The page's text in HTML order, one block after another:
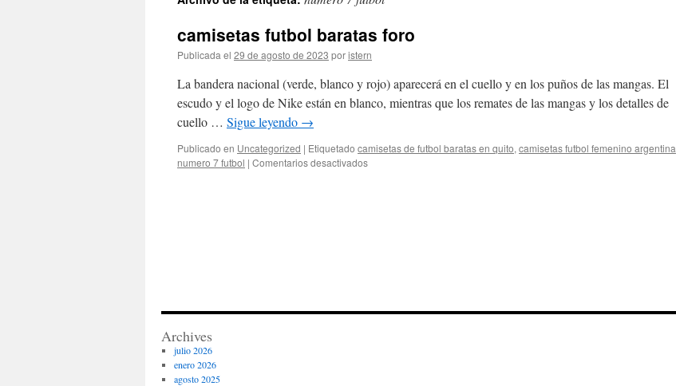
contenido
camisetas futbol baratas foro
Publicada el 29 de agosto de 2023 poristern
La bandera nacional (verde, blanco y rojo) aparecerá en el cuello y en los puños de las mangas. El
escudo y el logo de Nike están en blanco, mientras que los remates de las mangas y los detalles de
cuello … Sigue leyendo →
Publicado en Uncategorized | Etiquetado camisetas de futbol baratas en quito, camisetas futbol femenino argentina
numero 7 futbol | Comentarios desactivadosen
Archives
julio 2026
enero 2026
agosto 2025